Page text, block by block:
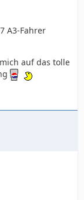
A3-Fahrer
auf das tolle